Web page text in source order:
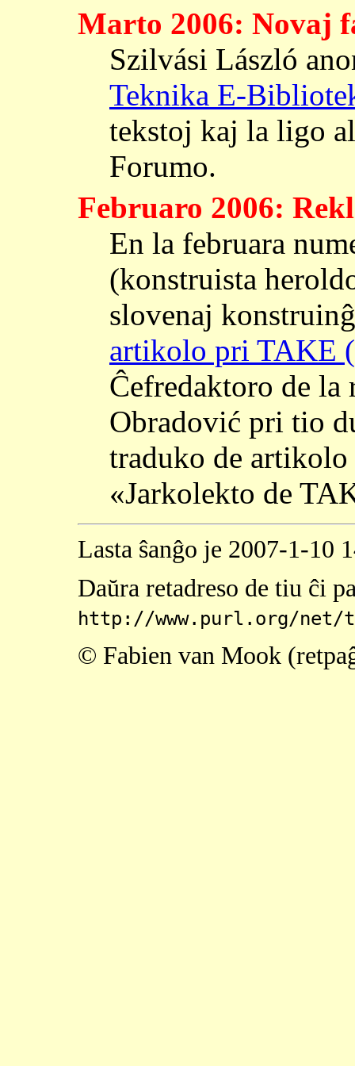
Marto 2006: Novaj
Szilvási László
Teknika E-
tekstoj kaj la ligo
Forumo.
Februaro 2006:
En la februara
(konstruista
slovenaj
artikolo pri TAKE
Ĉefredaktoro de
Obradović pri tio
traduko de
«Jarkolekto de
Lasta ŝanĝo je 2007-1-10
Daŭra retadreso de tiu ĉi
http://www.purl.org/net/
© Fabien van Mook